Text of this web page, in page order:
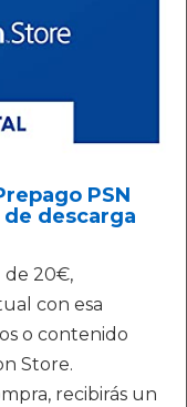
PSN
de descarga
de 20€,
con esa
o contenido
Store.
recibirás un